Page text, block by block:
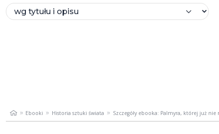
Ebooki Historia sztuki świata Szczegóły ebooka: Palmyra, której już nie